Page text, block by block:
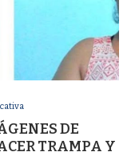
DE
TRAMPA Y